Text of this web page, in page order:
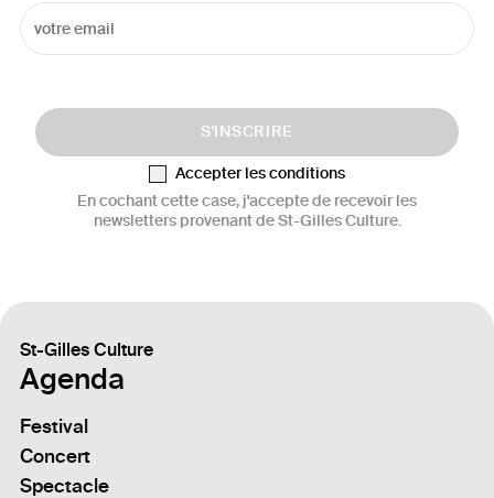
S'INSCRIRE
Accepter les conditions
En cochant cette case, j'accepte de recevoir les
newsletters provenant de St-Gilles Culture.
St-Gilles Culture
Agenda
Festival
Concert
Spectacle